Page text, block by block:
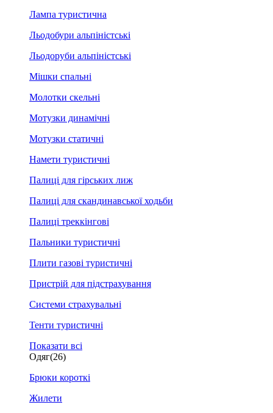
Лампа туристична
Льодобури альпіністські
Льодоруби альпіністські
Мішки спальні
Молотки скельні
Мотузки динамічні
Мотузки статичні
Намети туристичні
Палиці для гірських лиж
Палиці для скандинавської ходьби
Палиці треккінгові
Пальники туристичні
Плити газові туристичні
Пристрій для підстрахування
Системи страхувальні
Тенти туристичні
Показати всі
Одяг(26)
Брюки короткі
Жилети